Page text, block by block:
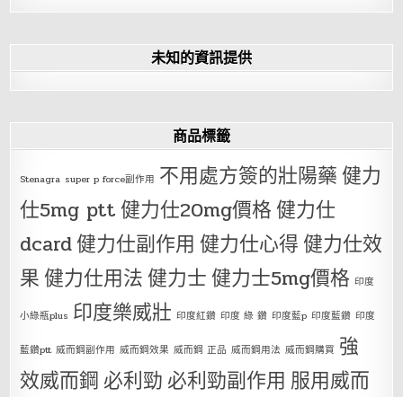
未知的資訊提供
商品標籤
Stenagra super p force副作用 不用處方簽的壯陽藥健力
仕5mg ptt健力仕20mg價格健力仕
dcard健力仕副作用 健力仕心得健力仕效
果健力仕用法健力士健力士5mg價格 印度
小綠瓶plus 印度樂威壯 印度紅鑽 印度 綠 鑽 印度藍p 印度藍鑽 印度
藍鑽ptt 威而鋼副作用 威而鋼效果 威而鋼 正品 威而鋼用法 威而鋼購買 強
效威而鋼 必利勁 必利勁副作用 服用威而